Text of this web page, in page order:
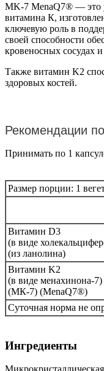
MK-7 MenaQ7® — это
витамина К,
ключевую роль в
своей способности
кровеносных сосудах и
Также витамин K2
здоровых костей.
Рекомендации
Принимать по 1
Размер порции: 1
Витамин D3
(в виде
(из ланолина)
Витамин K2
(в виде менахинона-7)
(МК-7) (MenaQ7®)
Суточная норма не
Ингредиенты